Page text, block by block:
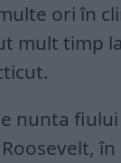
ori în
mult timp
nunta